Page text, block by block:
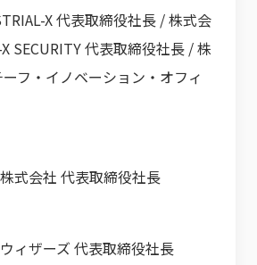
X 代表取締役社長 / 株式会
SECURITY 代表取締役社長 / 株
フ・イノベーション・オフィ
式会社 代表取締役社長
ィザーズ 代表取締役社長